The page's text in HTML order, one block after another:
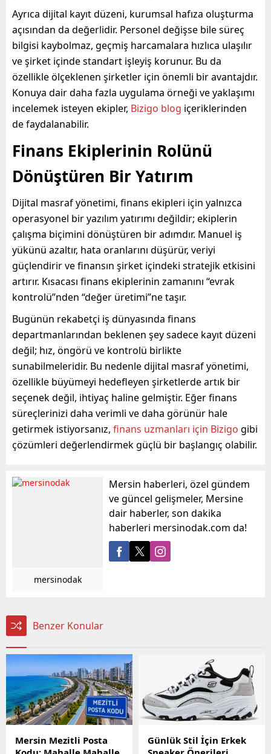
Ayrıca dijital kayıt düzeni, kurumsal hafıza oluşturma
açısından da değerlidir. Personel değişse bile süreç
bilgisi kaybolmaz, geçmiş harcamalara hızlıca ulaşılır
ve şirket içinde standart işleyiş korunur. Bu da
özellikle ölçeklenen şirketler için önemli bir avantajdır.
Konuya dair daha fazla uygulama örneği ve yaklaşımı
incelemek isteyen ekipler, Bizigo blog içeriklerinden
de faydalanabilir.
Finans Ekiplerinin Rolünü
Dönüştüren Bir Yatırım
Dijital masraf yönetimi, finans ekipleri için yalnızca
operasyonel bir yazılım yatırımı değildir; ekiplerin
çalışma biçimini dönüştüren bir adımdır. Manuel iş
yükünü azaltır, hata oranlarını düşürür, veriyi
güçlendirir ve finansın şirket içindeki stratejik etkisini
artırır. Kısacası finans ekiplerinin zamanını “evrak
kontrolü”nden “değer üretimi”ne taşır.
Bugünün rekabetçi iş dünyasında finans
departmanlarından beklenen şey sadece kayıt düzeni
değil; hız, öngörü ve kontrolü birlikte
sunabilmeleridir. Bu nedenle dijital masraf yönetimi,
özellikle büyümeyi hedefleyen şirketlerde artık bir
seçenek değil, ihtiyaç haline gelmiştir. Eğer finans
süreçlerinizi daha verimli ve daha görünür hale
getirmek istiyorsanız, finans uzmanları için Bizigo gibi
çözümleri değerlendirmek güçlü bir başlangıç olabilir.
mersinodak
Mersin haberleri, özel gündem
ve güncel gelişmeler, Mersine
dair haberler, son dakika
haberleri mersinodak.com da!
Benzer Konular
Mersin Mezitli Posta
Günlük Stil İçin Erkek